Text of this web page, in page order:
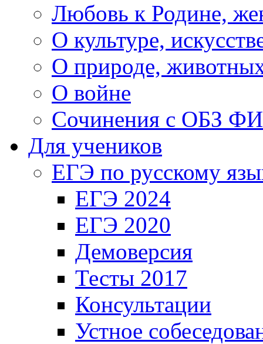
Любовь к Родине,
О культуре,
О природе,
О войне
Сочинения с ОБЗ
Для учеников
ЕГЭ по русскому
ЕГЭ 2024
ЕГЭ 2020
Демоверсия
Тесты 2017
Консультации
Устное